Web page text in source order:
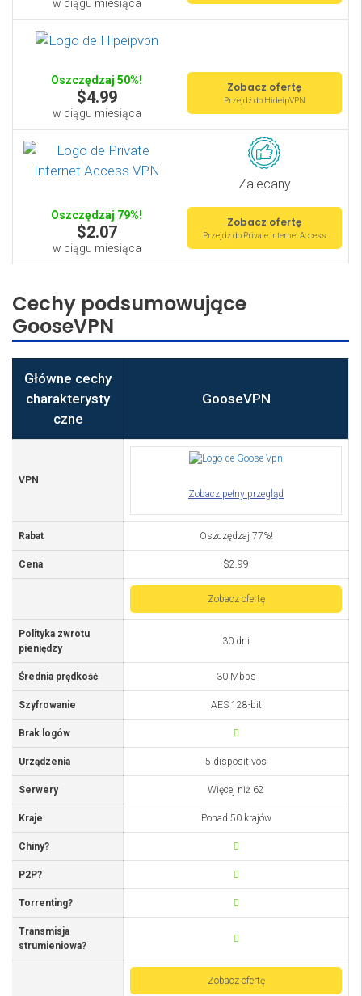
w ciągu miesiąca
Oszczędzaj 50%!
$4.99
w ciągu miesiąca
Zobacz ofertę
Przejdź do HideipVPN
Zalecany
Oszczędzaj 79%!
$2.07
w ciągu miesiąca
Zobacz ofertę
Przejdź do Private Internet Access
Cechy podsumowujące
GooseVPN
Główne cechy
charakterysty
czne
GooseVPN
VPN
Zobacz pełny przegląd
Rabat Oszczędzaj 77%!
Cena $2.99
Zobacz ofertę
Polityka zwrotu
pieniędzy
30 dni
Średnia prędkość 30 Mbps
Szyfrowanie AES 128-bit
Brak logów
Urządzenia 5 dispositivos
Serwery Więcej niż 62
Kraje Ponad 50 krajów
Chiny?
P2P?
Torrenting?
Transmisja
strumieniowa?
Zobacz ofertę